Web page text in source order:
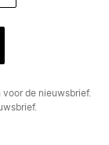
de nieuwsbrief.